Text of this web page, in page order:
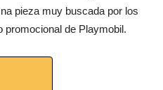
pieza muy buscada por los
promocional de Playmobil.